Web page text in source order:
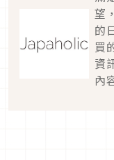
望
的
買
資
內